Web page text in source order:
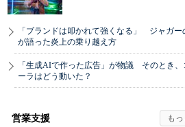
「ブランドは叩かれて強くなる」 ジャガー
が語った炎上の乗り越え方
「生成AIで作った広告」が物議 そのとき、
ーラはどう動いた？
営業支援